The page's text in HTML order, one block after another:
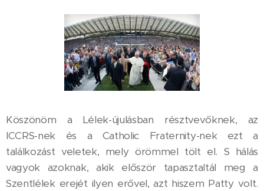
Köszönöm a Lélek-újulásban résztvevőknek, az
ICCRS-nek és a Catholic Fraternity-nek ezt a
találkozást veletek, mely örömmel tölt el. S hálás
vagyok azoknak, akik először tapasztaltál meg a
Szentlélek erejét ilyen erővel, azt hiszem Patty volt.